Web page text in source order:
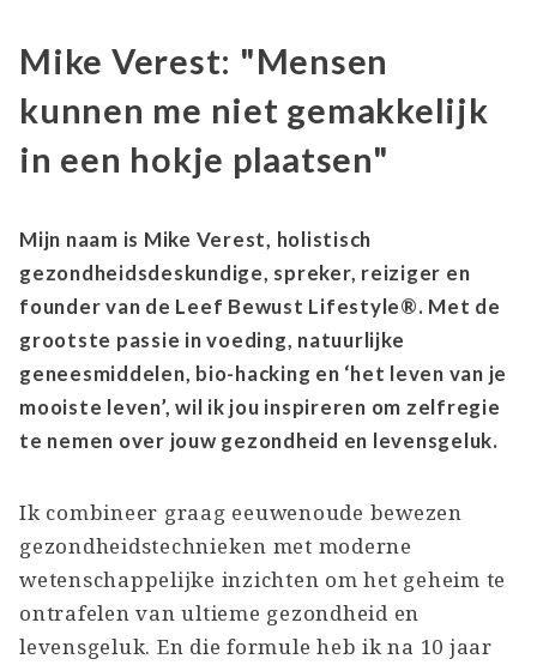
Mike Verest: "Mensen
kunnen me niet gemakkelijk
in een hokje plaatsen"
Mijn naam is Mike Verest, holistisch
gezondheidsdeskundige, spreker, reiziger en
founder van de Leef Bewust Lifestyle®. Met de
grootste passie in voeding, natuurlijke
geneesmiddelen, bio-hacking en ‘het leven van je
mooiste leven’, wil ik jou inspireren om zelfregie
te nemen over jouw gezondheid en levensgeluk.
Ik combineer graag eeuwenoude bewezen
gezondheidstechnieken met moderne
wetenschappelijke inzichten om het geheim te
ontrafelen van ultieme gezondheid en
levensgeluk. En die formule heb ik na 10 jaar